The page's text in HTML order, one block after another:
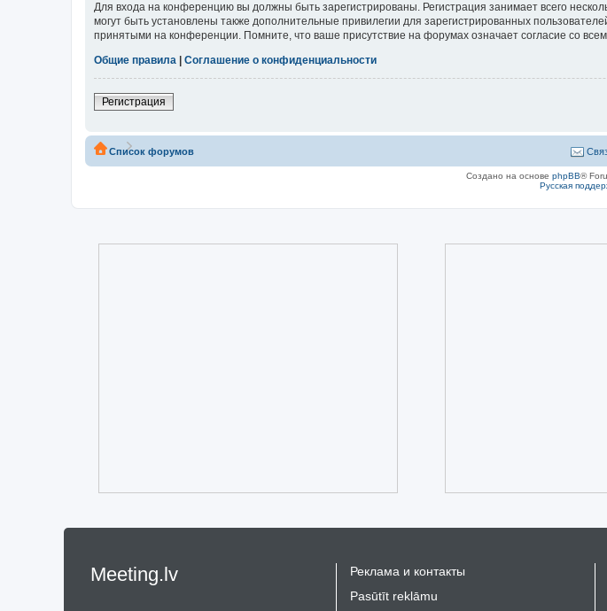
Для входа на конференцию вы должны быть зарегистрированы. Регистрация занимает всего
могут быть установлены также дополнительные привилегии для зарегистрированных
принятыми на конференции. Помните, что ваше присутствие на форумах означает согласие со
Общие правила
Соглашение о конфиденциальности
Регистрация
Список форумов
Создано на основе phpBB®
Русская
Meeting.lv
Реклама и контакты
Pasūtīt reklāmu